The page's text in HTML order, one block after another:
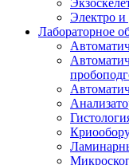
Электро и
Лабораторное